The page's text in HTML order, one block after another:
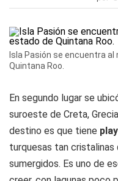
Isla Pasión se encuentra
Quintana Roo.
En segundo lugar se
suroeste de Creta,
destino es que tiene
turquesas tan
sumergidos. Es uno de